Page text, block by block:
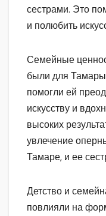
сестрами. Это
и полюбить
Семейные
были для
помогли ей
искусству и
высоких
увлечение
Тамаре, и ее
Детство и
повлияли на